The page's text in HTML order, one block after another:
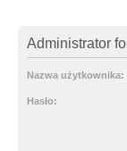
Administrator
Nazwa użytkownika:
Hasło: